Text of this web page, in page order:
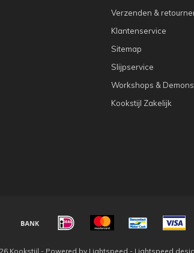
Verzenden &
Klantenservice
Sitemap
Slijpservice
Workshops &
Kookstijl Zakelijk
Kookstijl - Powered by Lightspeed - Lightspeed